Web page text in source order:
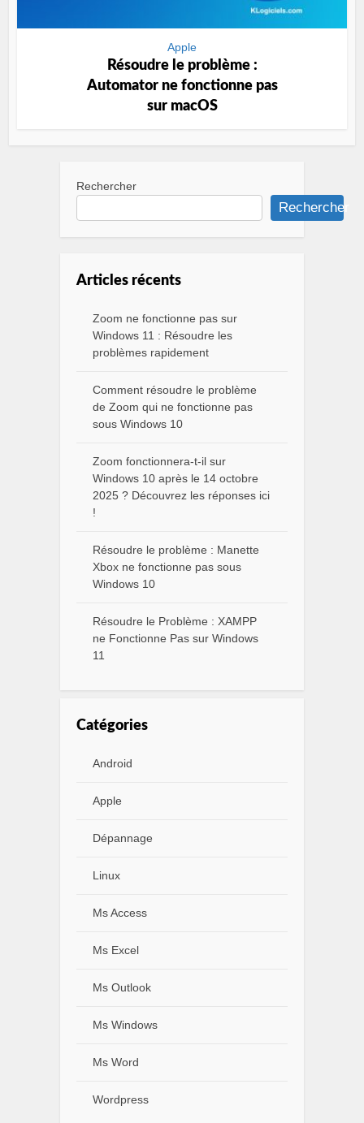
Apple
Résoudre le problème :
Automator ne fonctionne pas
sur macOS
Rechercher
Rechercher
Articles récents
Zoom ne fonctionne pas sur
Windows 11 : Résoudre les
problèmes rapidement
Comment résoudre le problème
de Zoom qui ne fonctionne pas
sous Windows 10
Zoom fonctionnera-t-il sur
Windows 10 après le 14 octobre
2025 ? Découvrez les réponses ici
!
Résoudre le problème : Manette
Xbox ne fonctionne pas sous
Windows 10
Résoudre le Problème : XAMPP
ne Fonctionne Pas sur Windows
11
Catégories
Android
Apple
Dépannage
Linux
Ms Access
Ms Excel
Ms Outlook
Ms Windows
Ms Word
Wordpress